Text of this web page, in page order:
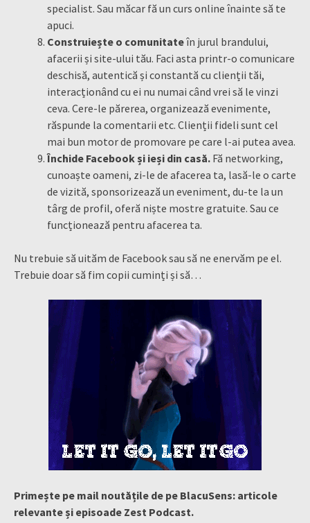
specialist. Sau măcar fă un curs online înainte să te
apuci.
Construiește o comunitateîn jurul brandului,
afacerii și site-ului tău. Faci asta printr-o comunicare
deschisă, autentică și constantă cu clienții tăi,
interacționând cu ei nu numai când vrei să le vinzi
ceva. Cere-le părerea, organizează evenimente,
răspunde la comentarii etc. Clienții fideli sunt cel
mai bun motor de promovare pe care l-ai putea avea.
Închide Facebook și ieși din casă. Fă networking,
cunoaște oameni, zi-le de afacerea ta, lasă-le o carte
de vizită, sponsorizează un eveniment, du-te la un
târg de profil, oferă niște mostre gratuite. Sau ce
funcționează pentru afacerea ta.
Nu trebuie să uităm de Facebook sau să ne enervăm pe el.
Trebuie doar să fim copii cuminți și să…
Primește pe mail noutățile de pe BlacuSens: articole
relevante și episoade Zest Podcast.